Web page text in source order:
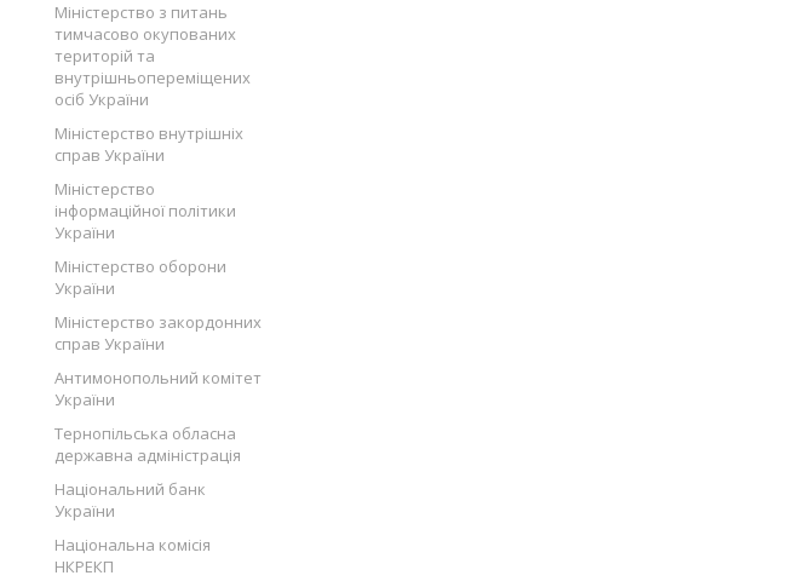
Міністерство з питань
тимчасово окупованих
територій та
внутрішньопереміщених
осіб України
Міністерство внутрішніх
справ України
Міністерство
інформаційної політики
України
Міністерство оборони
України
Міністерство закордонних
справ України
Антимонопольний комітет
України
Тернопільська обласна
державна адміністрація
Національний банк
України
Національна комісія
НКРЕКП